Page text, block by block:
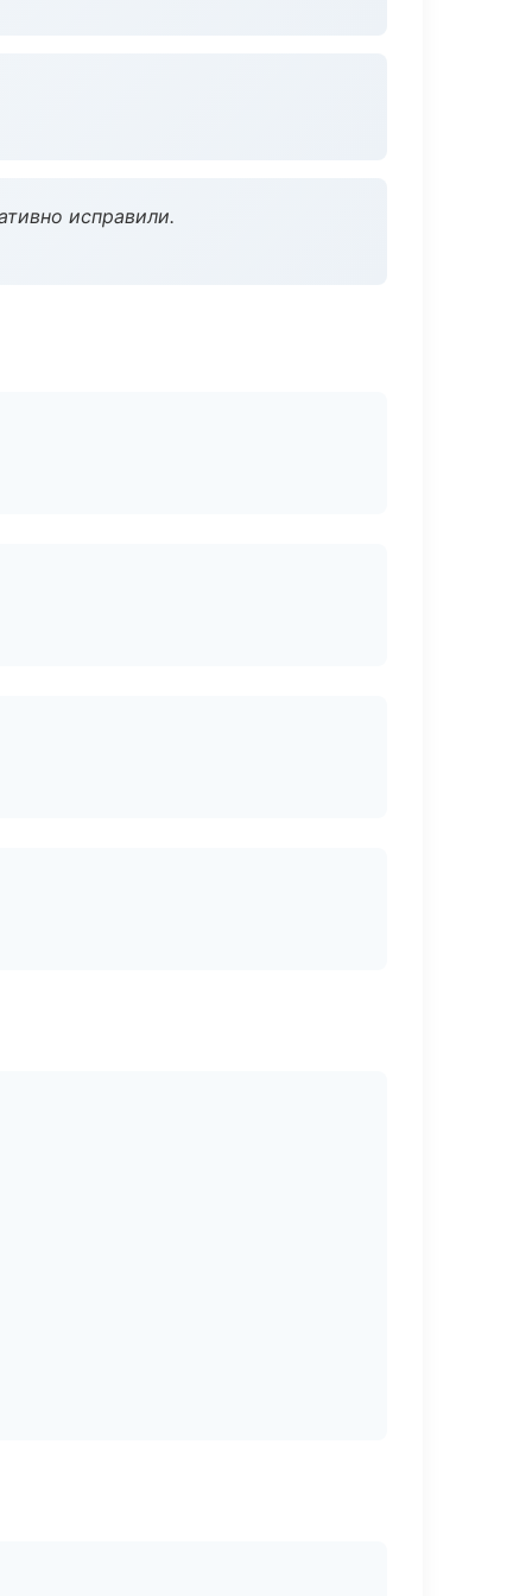
исправили.